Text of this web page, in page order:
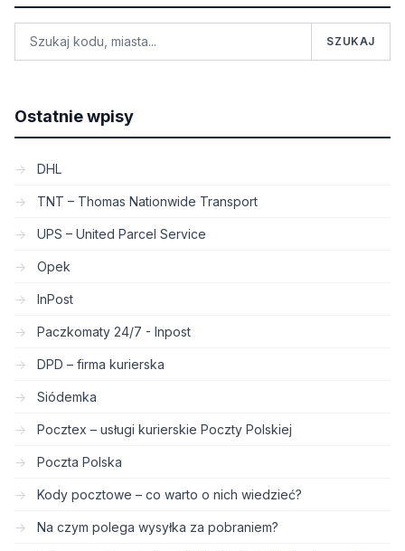
SZUKAJ
Ostatnie wpisy
DHL
TNT – Thomas Nationwide Transport
UPS – United Parcel Service
Opek
InPost
Paczkomaty 24/7 - Inpost
DPD – firma kurierska
Siódemka
Pocztex – usługi kurierskie Poczty Polskiej
Poczta Polska
Kody pocztowe – co warto o nich wiedzieć?
Na czym polega wysyłka za pobraniem?